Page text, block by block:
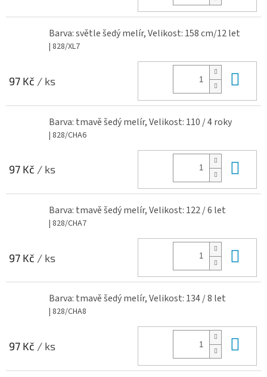
Barva: světle šedý melír, Velikost: 158 cm/12 let
| 828/XL7
97 Kč / ks
Barva: tmavě šedý melír, Velikost: 110 / 4 roky
| 828/CHA6
97 Kč / ks
Barva: tmavě šedý melír, Velikost: 122 / 6 let
| 828/CHA7
97 Kč / ks
Barva: tmavě šedý melír, Velikost: 134 / 8 let
| 828/CHA8
97 Kč / ks